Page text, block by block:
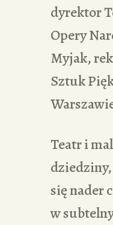
dyrektor
Opery
Myjak,
Sztuk
Teatr i
się nader
w